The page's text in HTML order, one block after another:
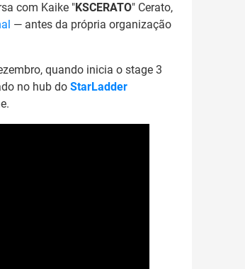
com Kaike "KSCERATO" Cerato,
— antes da própria organização
quando inicia o stage 3
no hub do StarLadder